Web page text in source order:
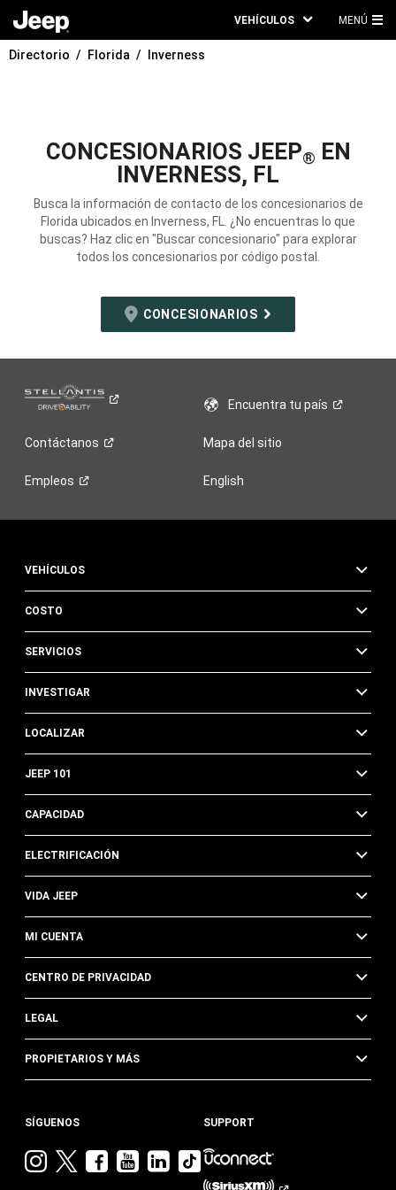
VEHÍCULOS MENÚ
Directorio Florida Inverness
CONCESIONARIOS JEEP® EN
INVERNESS, FL
Busca la información de contacto de los concesionarios de
Florida ubicados en Inverness, FL. ¿No encuentras lo que
buscas? Haz clic en "Buscar concesionario" para explorar
todos los concesionarios por código postal.
CONCESIONARIOS
Encuentra tupaís
Contáctanos Mapa del sitio
Empleos English
VEHÍCULOS
COSTO
SERVICIOS
INVESTIGAR
LOCALIZAR
JEEP 101
CAPACIDAD
ELECTRIFICACIÓN
VIDA JEEP
MI CUENTA
CENTRO DE PRIVACIDAD
LEGAL
PROPIETARIOS Y MÁS
SÍGUENOS
VisitaVisitaVisitaVisitaVisita
Jeep
Visita
Jeep
SUPPORT